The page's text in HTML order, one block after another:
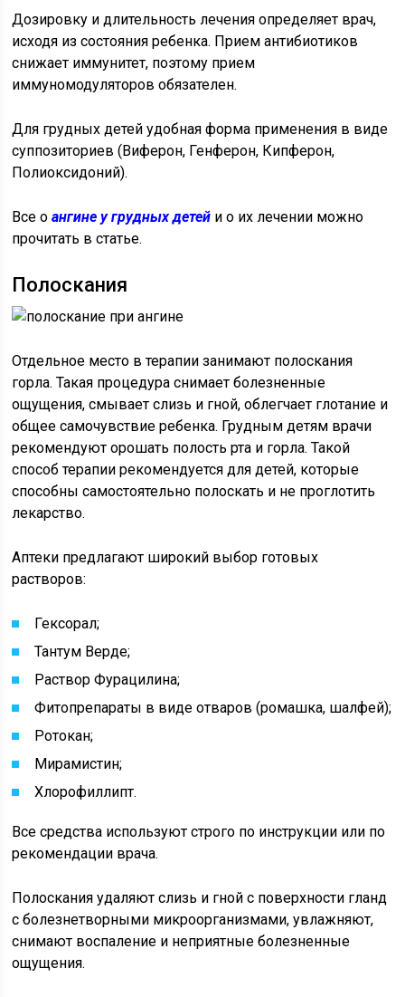
Дозировку и длительность лечения определяет врач,
исходя из состояния ребенка. Прием антибиотиков
снижает иммунитет, поэтому прием
иммуномодуляторов обязателен.
Для грудных детей удобная форма применения в виде
суппозиториев (Виферон, Генферон, Кипферон,
Полиоксидоний).
Все оангине у грудных детей и о их лечении можно
прочитать в статье.
Полоскания
Отдельное место в терапии занимают полоскания
горла. Такая процедура снимает болезненные
ощущения, смывает слизь и гной, облегчает глотание и
общее самочувствие ребенка. Грудным детям врачи
рекомендуют орошать полость рта и горла. Такой
способ терапии рекомендуется для детей, которые
способны самостоятельно полоскать и не проглотить
лекарство.
Аптеки предлагают широкий выбор готовых
растворов:
Гексорал;
Тантум Верде;
Раствор Фурацилина;
Фитопрепараты в виде отваров (ромашка, шалфей);
Ротокан;
Мирамистин;
Хлорофиллипт.
Все средства используют строго по инструкции или по
рекомендации врача.
Полоскания удаляют слизь и гной с поверхности гланд
с болезнетворными микроорганизмами, увлажняют,
снимают воспаление и неприятные болезненные
ощущения.